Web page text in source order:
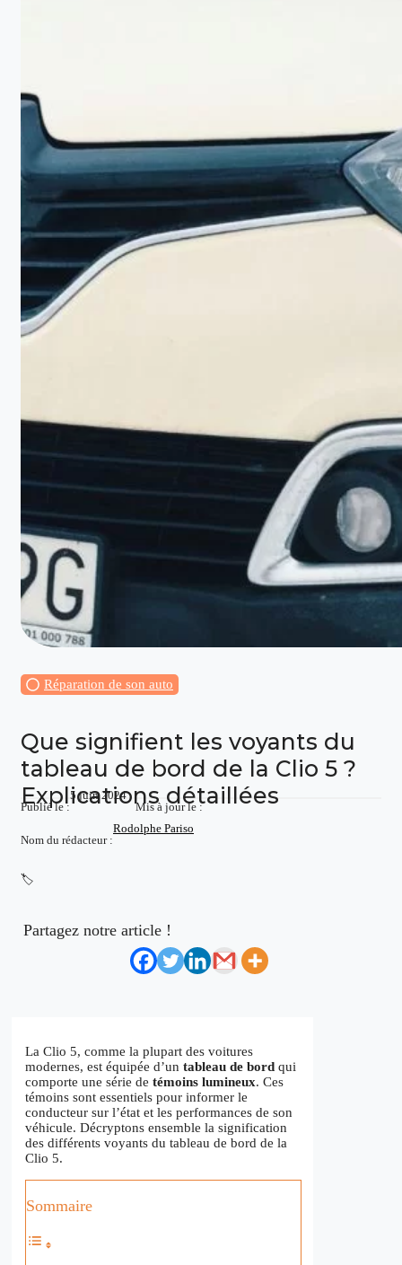
Réparation de son auto
Que signifient les voyants du
tableau de bord de la Clio 5 ?
Explications détaillées
Publié le :
5 juin 2024
Mis à jour le :
Nom du rédacteur :
Rodolphe Pariso
🏷️
Partagez notre article !
La Clio 5, comme la plupart des voitures
modernes, est équipée d’un tableau de bord qui
comporte une série de témoins lumineux. Ces
témoins sont essentiels pour informer le
conducteur sur l’état et les performances de son
véhicule. Décryptons ensemble la signification
des différents voyants du tableau de bord de la
Clio 5.
Sommaire